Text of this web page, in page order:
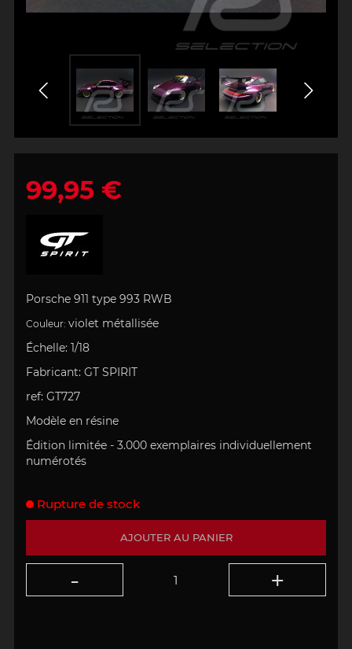
99,95 €
Porsche 911 type 993 RWB
Couleur: violet métallisée
Échelle: 1/18
Fabricant: GT SPIRIT
ref: GT727
Modèle en résine
Édition limitée -3.000 exemplaires individuellement
numérotés
AJOUTER AU PANIER
Rupture de stock